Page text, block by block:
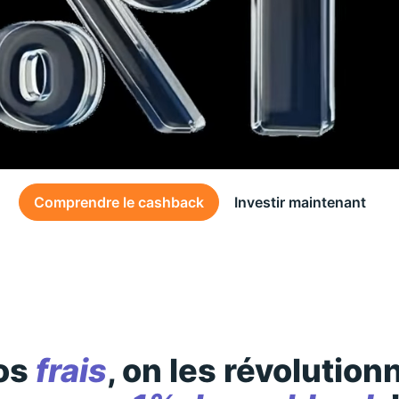
Comprendre le cashback Investir maintenant
frais, on les